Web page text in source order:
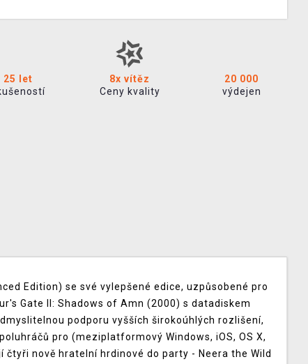
25 let
8x vítěz
Ceny kvality
20 000
výdejen
Edition) se své vylepšené edice, uzpůsobené pro
Gate II: Shadows of Amn (2000) s datadiskem
podporu vyšších širokoúhlých rozlišení,
pro (meziplatformový Windows, iOS, OS X,
nově hratelní hrdinové do party - Neera the Wild